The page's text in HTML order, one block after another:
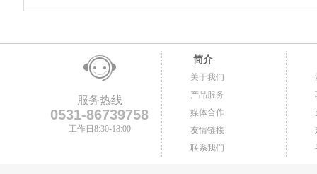
服务热线
0531-86739758
工作日8:30-18:00
简介
关于我们
产品服务
媒体合作
友情链接
联系我们